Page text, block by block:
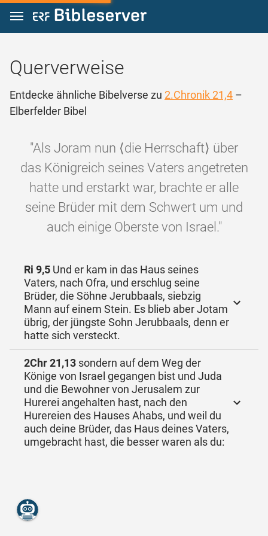
Zum Inhalt springen
Querverweise
Entdecke ähnliche Bibelverse zu 2.Chronik 21,4 –
Elberfelder Bibel
"Als Joram nun ⟨die Herrschaft⟩ über
das Königreich seines Vaters angetreten
hatte und erstarkt war, brachte er alle
seine Brüder mit dem Schwert um und
auch einige Oberste von Israel."
Ri 9,5 Und er kam in das Haus seines
Vaters, nach Ofra, und erschlug seine
Brüder, die Söhne Jerubbaals, siebzig
Mann auf einem Stein. Es blieb aber Jotam
übrig, der jüngste Sohn Jerubbaals, denn er
hatte sich versteckt.
2Chr 21,13 sondern auf dem Weg der
Könige von Israel gegangen bist und Juda
und die Bewohner von Jerusalem zur
Hurerei angehalten hast, nach den
Hurereien des Hauses Ahabs, und weil du
auch deine Brüder, das Haus deines Vaters,
umgebracht hast, die besser waren als du: